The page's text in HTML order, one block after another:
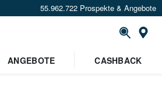
55.962.722 Prospekte & Angebote
ANGEBOTE CASHBACK